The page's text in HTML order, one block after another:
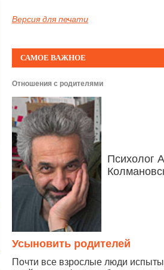
Версия для печати
САМОЕ ВАЖНОЕ
Отношения с родителями
Психолог
Усыновить родителей
Почти все взрослые люди